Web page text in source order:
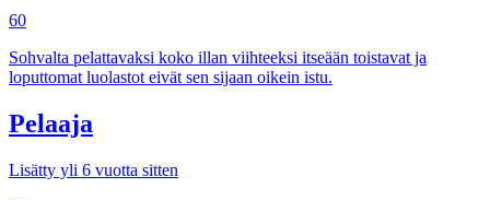
60
Sohvalta pelattavaksi koko illan viihteeksi itseään toistavat ja
loputtomat luolastot eivät sen sijaan oikein istu.
Pelaaja
Lisätty yli 6 vuotta sitten